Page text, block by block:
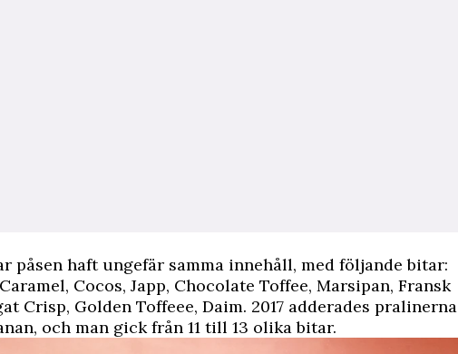
påsen haft ungefär samma innehåll, med följande bitar:
Cocos, Japp, Chocolate Toffee, Marsipan, Fransk
Crisp, Golden Toffeee, Daim. 2017 adderades pralinerna
och man gick från 11 till 13 olika bitar.